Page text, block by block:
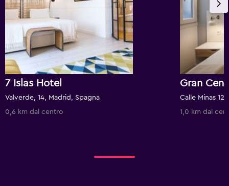
7 Islas Hotel
Valverde, 14, Madrid, Spagna
0,6 km dal centro
Gran
Calle Minas
1,0 km dal